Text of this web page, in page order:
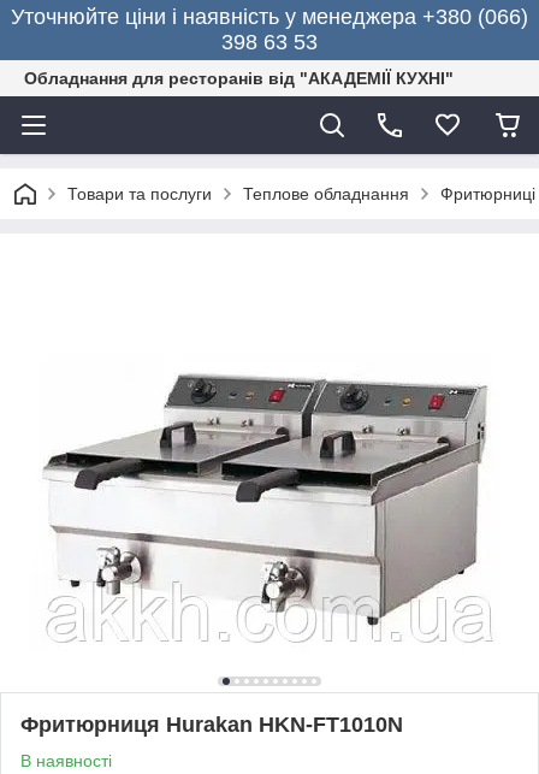
Уточнюйте ціни і наявність у менеджера +380 (066)
398 63 53
Обладнання для ресторанів від "АКАДЕМІЇ КУХНІ"
Товари та послуги Теплове обладнання Фритюрниці
Фритюрниця Hurakan HKN-FT1010N
В наявності